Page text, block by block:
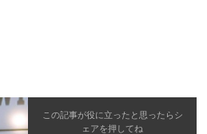
この記事が役に立ったと思ったら シ
ェアを押してね